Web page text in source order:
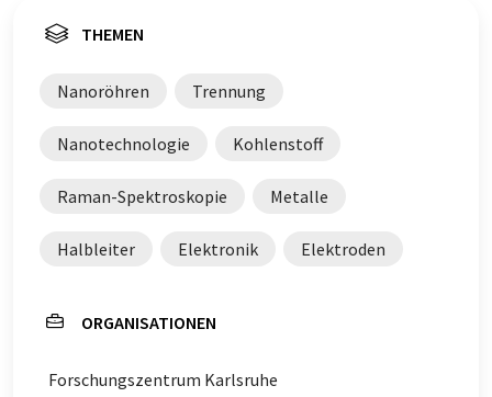
THEMEN
Nanoröhren Trennung
Nanotechnologie Kohlenstoff
Raman-Spektroskopie Metalle
Halbleiter Elektronik Elektroden
ORGANISATIONEN
Forschungszentrum Karlsruhe